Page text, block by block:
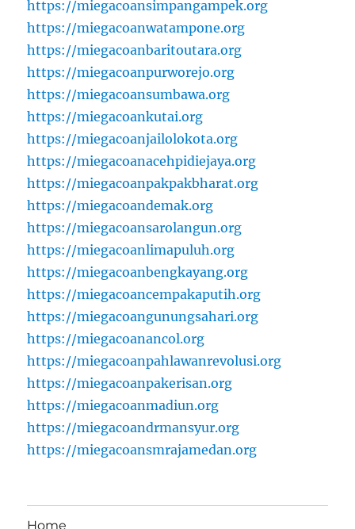
https://miegacoansimpangampek.org
https://miegacoanwatampone.org
https://miegacoanbaritoutara.org
https://miegacoanpurworejo.org
https://miegacoansumbawa.org
https://miegacoankutai.org
https://miegacoanjailolokota.org
https://miegacoanacehpidiejaya.org
https://miegacoanpakpakbharat.org
https://miegacoandemak.org
https://miegacoansarolangun.org
https://miegacoanlimapuluh.org
https://miegacoanbengkayang.org
https://miegacoancempakaputih.org
https://miegacoangunungsahari.org
https://miegacoanancol.org
https://miegacoanpahlawanrevolusi.org
https://miegacoanpakerisan.org
https://miegacoanmadiun.org
https://miegacoandrmansyur.org
https://miegacoansmrajamedan.org
Home